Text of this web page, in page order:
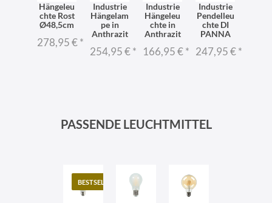
Hängeleu
chte Rost
Ø48,5cm
278,95 €*
Industrie
Hängelam
pe in
Anthrazit
254,95 €*
Industrie
Hängeleu
chte in
Anthrazit
166,95 €*
Industrie
Pendelleu
chte DI
PANNA
247,95 €*
PASSENDE LEUCHTMITTEL
BESTSELLER